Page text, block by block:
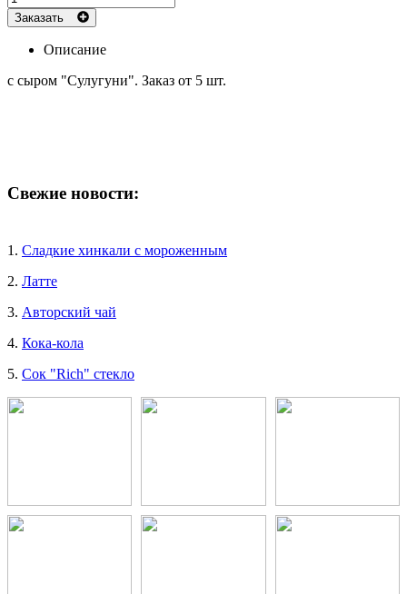
Заказать
Описание
с сыром "Сулугуни". Заказ от 5 шт.
Свежие новости:
1. Сладкие хинкали с мороженным
2. Латте
3. Авторский чай
4. Кока-кола
5. Сок "Rich" стекло